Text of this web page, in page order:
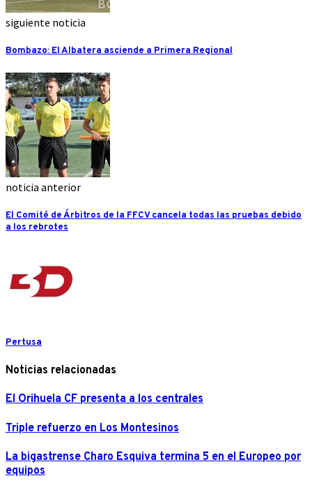
siguiente noticia
Bombazo: El Albatera asciende a Primera Regional
noticia anterior
El Comité de Árbitros de la FFCV cancela todas las pruebas debido
a los rebrotes
Pertusa
Noticias relacionadas
El Orihuela CF presenta a los centrales
Triple refuerzo en Los Montesinos
La bigastrense Charo Esquiva termina 5 en el Europeo por
equipos